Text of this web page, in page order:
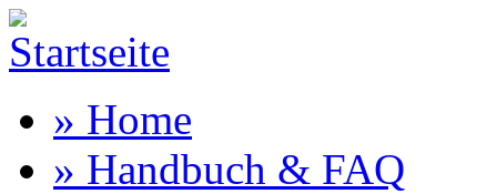
» Home
» Handbuch & FAQ